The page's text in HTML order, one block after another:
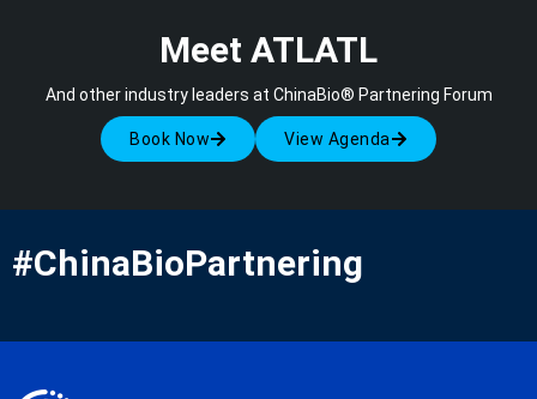
Meet ATLATL
And other industry leaders at ChinaBio® Partnering Forum
Book Now View Agenda
#ChinaBioPartnering